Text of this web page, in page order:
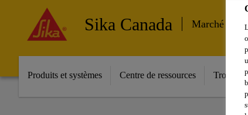
Sika Canada Marché
Produits et systèmes Centre de ressources Trouver